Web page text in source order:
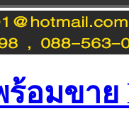
มขาย